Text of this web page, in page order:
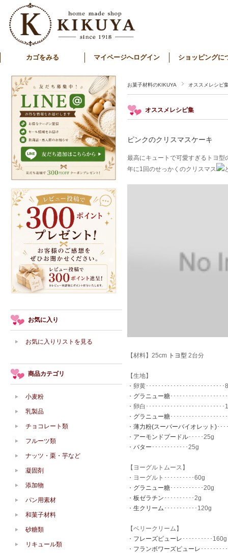
カゴをみる マイページへログイン ショッピングに
お菓子材料のKIKUYA オススメレシピ
オススメレシピ集
ピンクのクリスマスケーキ
最高にキュートで可愛すぎるトヨ型
年に1回のせっかくのクリスマス
【材料】25cm トヨ型 2台分
【生地】
・卵黄･･････････････････････････
・ グラニュー糖･･････････････････
・卵白･････････････････････････
・ グラニュー糖･･････････････････
・ 薄力粉(スーパーバイオレット)･･
・ アーモンドプードル･････25g
・ バター ････････････25g
【ヨーグルトムース】
・ヨーグルト･･････････60g
・ グラニュー糖･･･････････20g
・ 板ゼラチン ･･････････2g
・ 生クリーム ･･･････････120g
【ベリークリーム】
・ フレーズピューレ ･･････････160g
・ フランボワーズピューレ ････････
お気に入り
お気に入りリストを見る
商品カテゴリ
小麦粉
乳製品
チョコレート類
フルーツ類
ナッツ・栗・芋など
凝固剤
添加物
パン用素材
和菓子材料
砂糖類
リキュール類